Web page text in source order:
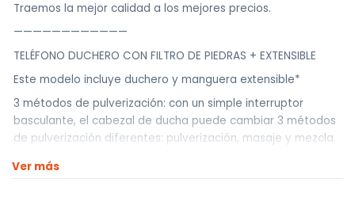
Traemos la mejor calidad a los mejores precios.
————————————
TELÉFONO DUCHERO CON FILTRO DE PIEDRAS + EXTENSIBLE
Este modelo incluye duchero y manguera extensible*
3 métodos de pulverización: con un simple interruptor
basculante, el cabezal de ducha puede cambiar 3 métodos
de pulverización diferentes: pulverización, masaje y mezcla.
Ahorro de agua a alta presión: El cabezal de ducha tiene
Ver más